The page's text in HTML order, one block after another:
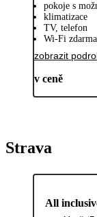
pokoje s
klimatizace
TV, telefon
Wi-Fi zdarma
zobrazit
v ceně
Strava
All